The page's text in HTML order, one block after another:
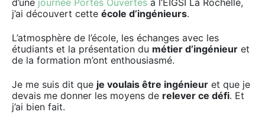
d’une journée Portes Ouvertes à l’EIGSI La Rochelle,
j’ai découvert cette école d’ingénieurs.
L’atmosphère de l’école, les échanges avec les
étudiants et la présentation du métier d’ingénieur et
de la formation m’ont enthousiasmé.
Je me suis dit que je voulais être ingénieur et que je
devais me donner les moyens de relever ce défi. Et
j’ai bien fait.